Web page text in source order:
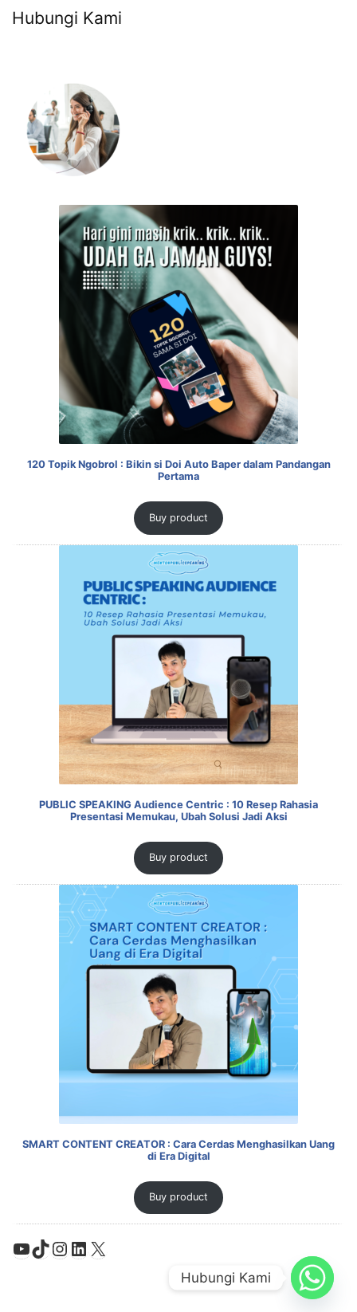
Hubungi Kami
120 Topik Ngobrol : Bikin si Doi Auto Baper dalam Pandangan
Pertama
Buy product
PUBLIC SPEAKING Audience Centric : 10 Resep Rahasia
Presentasi Memukau, Ubah Solusi Jadi Aksi
Buy product
SMART CONTENT CREATOR : Cara Cerdas Menghasilkan Uang
di Era Digital
Buy product
YouTube
TikTok
Instagram
LinkedIn
X
Hubungi Kami